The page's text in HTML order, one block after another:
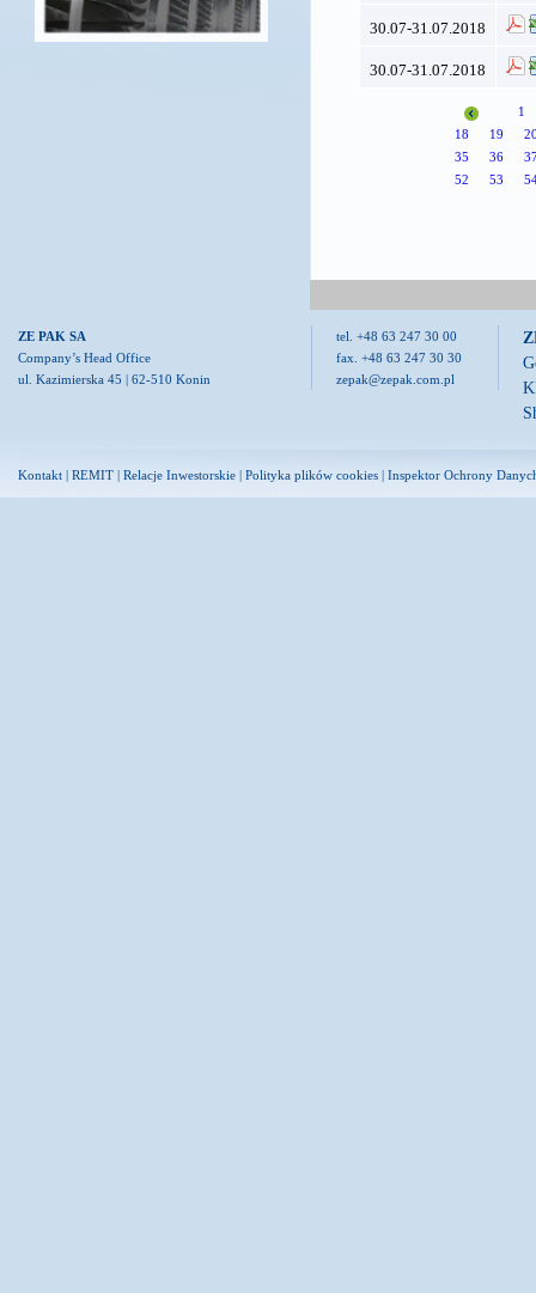
30.07-31.07.2018
30.07-31.07.2018
1
18
19
35
36
52
53
ZE PAK SA
Company’s Head Office
ul. Kazimierska 45 | 62-510 Konin
tel. +48 63 247 30 00
fax. +48 63 247 30 30
zepak@zepak.com.pl
Kontakt | REMIT | Relacje Inwestorskie | Polityka plików cookies | Inspektor Ochrony